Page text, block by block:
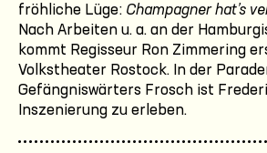
fröhliche Lüge: Champagner hat’s
Nach Arbeiten u. a. an der
kommt Regisseur Ron Zimmering
Volkstheater Rostock. In der
Gefängniswärters Frosch ist
Inszenierung zu erleben.